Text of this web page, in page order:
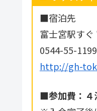
■宿泊先
富士宮駅す
0544-55-1199
http://gh-
■参加費：